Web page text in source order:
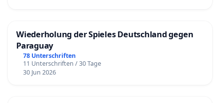
Wiederholung der Spieles Deutschland gegen
Paraguay
78 Unterschriften
11 Unterschriften / 30 Tage
30 Jun 2026